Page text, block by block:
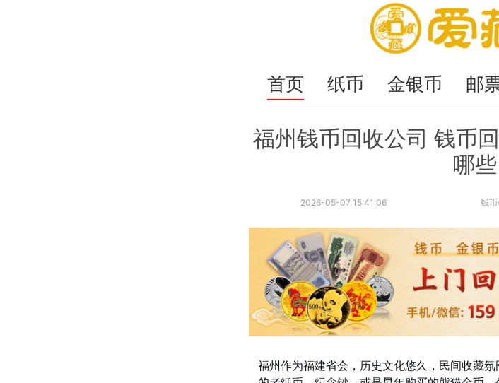
首页 纸币 金银币 邮
福州钱币回收公司 钱币
哪些
2026-05-07 15:41:06 钱
福州作为福建省会，历史文化悠久，民间收藏